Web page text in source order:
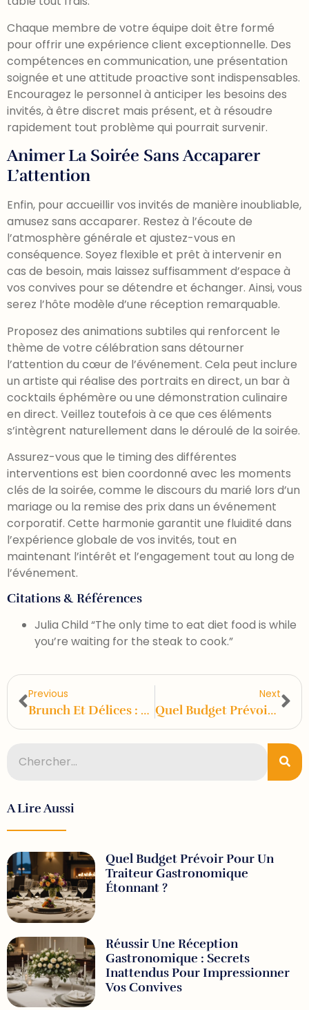
Chaque membre de votre équipe doit être formé
pour offrir une expérience client exceptionnelle. Des
compétences en communication, une présentation
soignée et une attitude proactive sont indispensables.
Encouragez le personnel à anticiper les besoins des
invités, à être discret mais présent, et à résoudre
rapidement tout problème qui pourrait survenir.
Animer La Soirée Sans Accaparer
L’attention
Enfin, pour accueillir vos invités de manière inoubliable,
amusez sans accaparer. Restez à l’écoute de
l’atmosphère générale et ajustez-vous en
conséquence. Soyez flexible et prêt à intervenir en
cas de besoin, mais laissez suffisamment d’espace à
vos convives pour se détendre et échanger. Ainsi, vous
serez l’hôte modèle d’une réception remarquable.
Proposez des animations subtiles qui renforcent le
thème de votre célébration sans détourner
l’attention du cœur de l’événement. Cela peut inclure
un artiste qui réalise des portraits en direct, un bar à
cocktails éphémère ou une démonstration culinaire
en direct. Veillez toutefois à ce que ces éléments
s’intègrent naturellement dans le déroulé de la soirée.
Assurez-vous que le timing des différentes
interventions est bien coordonné avec les moments
clés de la soirée, comme le discours du marié lors d’un
mariage ou la remise des prix dans un événement
corporatif. Cette harmonie garantit une fluidité dans
l’expérience globale de vos invités, tout en
maintenant l’intérêt et l’engagement tout au long de
l’événement.
Citations & Références
Julia Child “The only time to eat diet food is while
you’re waiting for the steak to cook.”
Previous
Brunch Et Délices : Le Traiteur Qui Réinvente Vos Matins Gourmands !
Next
Quel Budget Prévoir Pour Un Traiteur Gastronomique Étonnant ?
A Lire Aussi
Quel Budget Prévoir Pour Un
Traiteur Gastronomique
Étonnant ?
Réussir Une Réception
Gastronomique : Secrets
Inattendus Pour Impressionner
Vos Convives